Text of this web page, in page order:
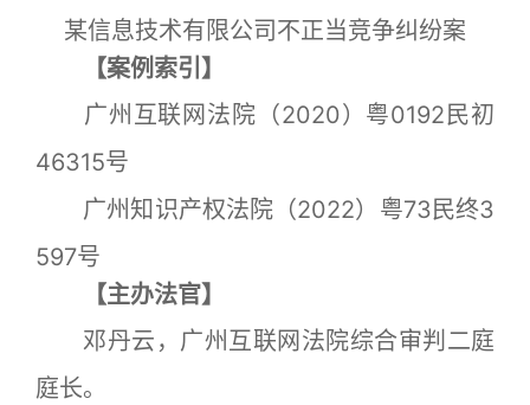
某信息技术有限公司不正当竞争纠纷案
【案例索引】
广州互联网法院（2020）粤0192民初
46315号
广州知识产权法院（2022）粤73民终3
597号
【主办法官】
邓丹云，广州互联网法院综合审判二庭
庭长。